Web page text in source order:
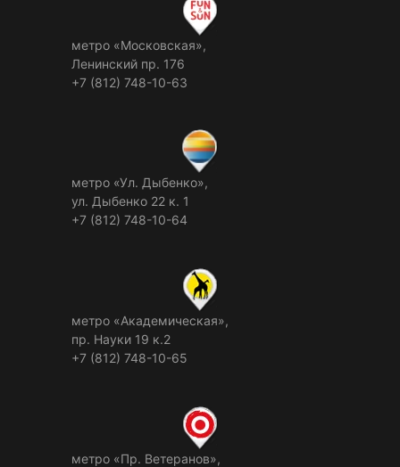
метро «Московская»,
Ленинский пр. 176
+7 (812) 748-10-63
метро «Ул. Дыбенко»,
ул. Дыбенко 22 к. 1
+7 (812) 748-10-64
метро «Академическая»,
пр. Науки 19 к.2
+7 (812) 748-10-65
метро «Пр. Ветеранов»,